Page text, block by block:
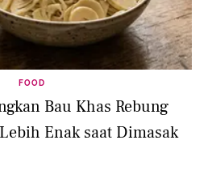
FOOD
Bau Khas Rebung
Enak saat Dimasak